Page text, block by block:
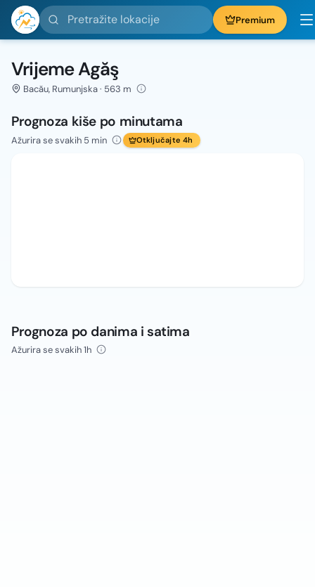
Pretražite lokacije Premium
Vrijeme Agăş
Bacău, Rumunjska · 563 m
Prognoza kiše po minutama
Ažurira se svakih 5 min Otključajte 4h
Prognoza po danima i satima
Ažurira se svakih 1h